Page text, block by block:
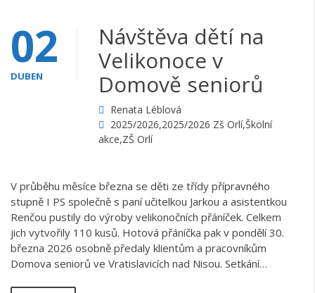
02
DUBEN
Návštěva dětí na
Velikonoce v
Domově seniorů
Renata Léblová
2025/2026,2025/2026 Zš Orlí,Školní
akce,ZŠ Orlí
V průběhu měsíce března se děti ze třídy přípravného
stupně I PS společně s paní učitelkou Jarkou a asistentkou
Renčou pustily do výroby velikonočních přáníček. Celkem
jich vytvořily 110 kusů. Hotová přáníčka pak v pondělí 30.
března 2026 osobně předaly klientům a pracovníkům
Domova seniorů ve Vratislavicích nad Nisou. Setkání…